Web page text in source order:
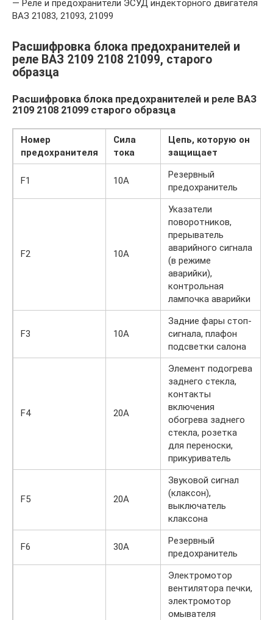
— Реле и предохранители ЭСУД индекторного двигателя
ВАЗ 21083, 21093, 21099
Расшифровка блока предохранителей и
реле ВАЗ 2109 2108 21099, старого
образца
Расшифровка блока предохранителей и реле ВАЗ
2109 2108 21099 старого образца
Номер
предохранителя
Сила
тока
Цепь, которую он
защищает
F1 10А
Резервный
предохранитель
F2 10А
Указатели
поворотников,
прерыватель
аварийного сигнала
(в режиме
аварийки),
контрольная
лампочка аварийки
F3 10А
Задние фары стоп-
сигнала, плафон
подсветки салона
F4 20А
Элемент подогрева
заднего стекла,
контакты
включения
обогрева заднего
стекла, розетка
для переноски,
прикуриватель
F5 20А
Звуковой сигнал
(клаксон),
выключатель
клаксона
F6 30А
Резервный
предохранитель
Электромотор
вентилятора печки,
электромотор
омывателя